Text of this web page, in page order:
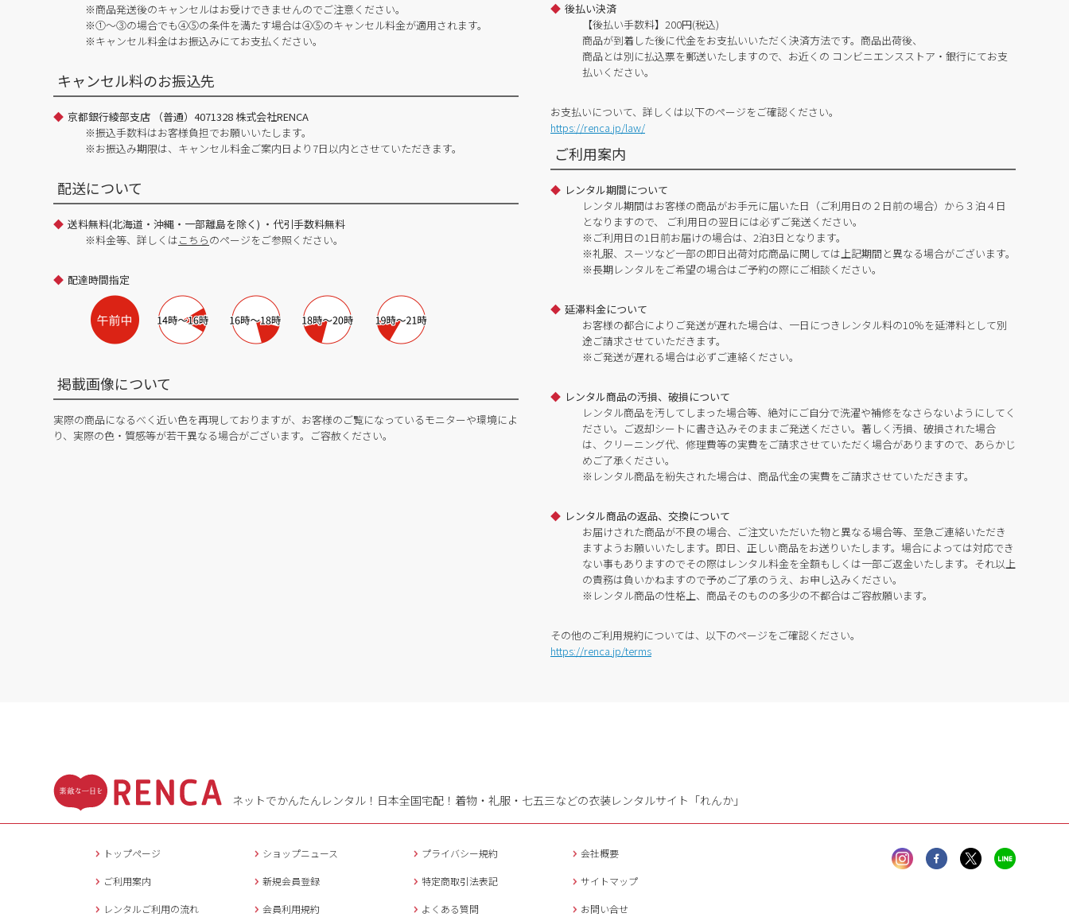
※商品発送後のキャンセルはお受けできませんのでご注意ください。
※①～③の場合でも④⑤の条件を満たす場合は④⑤のキャンセル料金が適用されます。
※キャンセル料金はお振込みにてお支払ください。
キャンセル料のお振込先
京都銀行綾部支店 （普通）4071328 株式会社RENCA
※振込手数料はお客様負担でお願いいたします。
※お振込み期限は、キャンセル料金ご案内日より7日以内とさせていただきます。
配送について
送料無料(北海道・沖縄・一部離島を除く) ・代引手数料無料
※料金等、詳しくはこちらのページをご参照ください。
配達時間指定
掲載画像について
実際の商品になるべく近い色を再現しておりますが、お客様のご覧になっているモニターや環境によ
り、実際の色・質感等が若干異なる場合がございます。ご容赦ください。
後払い決済
【後払い手数料】200円(税込)
商品が到着した後に代金をお支払いいただく決済方法です。商品出荷後、
商品とは別に払込票を郵送いたしますので、お近くの コンビニエンスストア・銀行にてお支
払いください。
お支払いについて、詳しくは以下のページをご確認ください。
https://renca.jp/law/
ご利用案内
レンタル期間について
レンタル期間はお客様の商品がお手元に届いた日（ご利用日の２日前の場合）から３泊４日
となりますので、 ご利用日の翌日には必ずご発送ください。
※ご利用日の1日前お届けの場合は、2泊3日となります。
※礼服、スーツなど一部の即日出荷対応商品に関しては上記期間と異なる場合がございます。
※長期レンタルをご希望の場合はご予約の際にご相談ください。
延滞料金について
お客様の都合によりご発送が遅れた場合は、一日につきレンタル料の10％を延滞料として別
途ご請求させていただきます。
※ご発送が遅れる場合は必ずご連絡ください。
レンタル商品の汚損、破損について
レンタル商品を汚してしまった場合等、絶対にご自分で洗濯や補修をなさらないようにしてく
ださい。ご返却シートに書き込みそのままご発送ください。著しく汚損、破損された場合
は、クリーニング代、修理費等の実費をご請求させていただく場合がありますので、あらかじ
めご了承ください。
※レンタル商品を紛失された場合は、商品代金の実費をご請求させていただきます。
レンタル商品の返品、交換について
お届けされた商品が不良の場合、ご注文いただいた物と異なる場合等、至急ご連絡いただき
ますようお願いいたします。即日、正しい商品をお送りいたします。場合によっては対応でき
ない事もありますのでその際はレンタル料金を全額もしくは一部ご返金いたします。それ以上
の責務は負いかねますので予めご了承のうえ、お申し込みください。
※レンタル商品の性格上、商品そのものの多少の不都合はご容赦願います。
その他のご利用規約については、以下のページをご確認ください。
https://renca.jp/terms
ネットでかんたんレンタル！日本全国宅配！ 着物・礼服・七五三などの衣装レンタルサイト「れんか」
トップページ ショップニュース プライバシー規約 会社概要
ご利用案内 新規会員登録 特定商取引法表記 サイトマップ
レンタルご利用の流れ 会員利用規約 よくある質問 お問い合せ